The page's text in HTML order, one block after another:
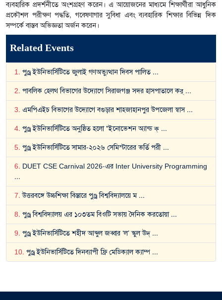
ব্যবহারিক প্রদর্শনীতে অংশগ্রহণ করেন। এ আয়োজনের মাধ্যমে শিক্ষার্থীরা আধুনিক
প্রকৌশল পরীক্ষণ পদ্ধতি, গবেষণাগার সুবিধা এবং ব্যবহারিক শিক্ষার বিভিন্ন দিক
সম্পর্কে বাস্তব অভিজ্ঞতা অর্জন করেন।
Related Events
1. পুণ্ড্র ইউনিভার্সিটিতে জুলাই গণঅভ্যুত্থান দিবস পালিত...
2. পাবলিক হেলথ বিভাগের উদ্যোগে সিরাজগঞ্জ সদর হাসপাতালে কর্ ...
3. এমপিএইচ বিভাগের উদ্যোগে বগুড়ার শাহজাহানপুর উপজেলা স্বাস...
4. পুণ্ড্র ইউনিভার্সিটিতে অনুষ্ঠিত হলো "ইনোভেশন অ্যান্ড ক্ ...
5. পুণ্ড্র ইউনিভার্সিটিতে সামার-২০২৬ সেমিস্টারের ভর্তি পরী ...
6. DUET CSE Carnival 2026-এর Inter University Programming
...
7. উত্তরবঙ্গে উচ্চশিক্ষা বিস্তারে পুণ্ড্র বিশ্ববিদ্যালয়ে ম...
8. পুণ্ড্র বিশ্ববিদ্যালয় এর ১০৩তম বিওটি সভায় দৈনিক করতোয়া...
9. পুণ্ড্র ইউনিভার্সিটিতে শহীদ আব্দুল জব্বার ‘ল’ স্কুল উদ্...
10. পুণ্ড্র ইউনিভার্সিটিতে দিনব্যাপী ফ্রি মেডিক্যাল ক্যাম্প...